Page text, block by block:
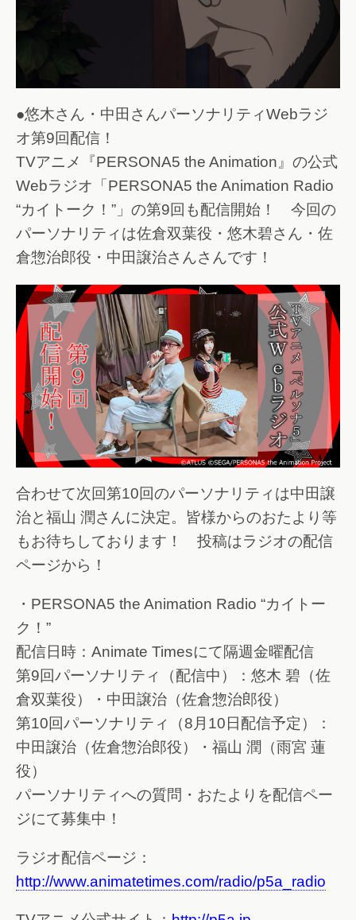
●悠木さん・中田さんパーソナリティWebラジ
オ第9回配信！
TVアニメ『PERSONA5 the Animation』の公式
Webラジオ「PERSONA5 the Animation Radio
“カイトーク！”」の第9回も配信開始！ 今回の
パーソナリティは佐倉双葉役・悠木碧さん・佐
倉惣治郎役・中田譲治さんさんです！
合わせて次回第10回のパーソナリティは中田譲
治と福山 潤さんに決定。皆様からのおたより等
もお待ちしております！ 投稿はラジオの配信
ページから！
・PERSONA5 the Animation Radio “カイトー
ク！”
配信日時：Animate Timesにて隔週金曜配信
第9回パーソナリティ（配信中）：悠木 碧（佐
倉双葉役）・中田譲治（佐倉惣治郎役）
第10回パーソナリティ（8月10日配信予定）：
中田譲治（佐倉惣治郎役）・福山 潤（雨宮 蓮
役）
パーソナリティへの質問・おたよりを配信ペー
ジにて募集中！
ラジオ配信ページ：
http://www.animatetimes.com/radio/p5a_radio